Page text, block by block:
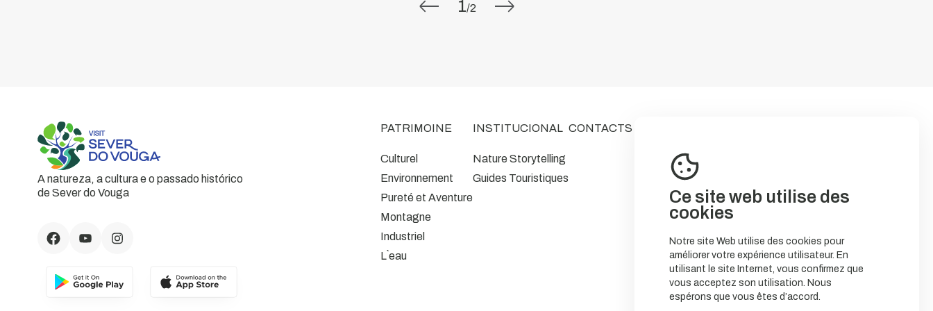
Ce site web utilise des
cookies
Notre site Web utilise des cookies pour
améliorer votre expérience utilisateur. En
utilisant le site Internet, vous confirmez que
vous acceptez son utilisation. Nous
espérons que vous êtes d’accord.
1/2
A natureza, a cultura e o passado histórico
de Sever do Vouga
PATRIMOINE
Culturel
Environnement
Pureté et Aventure
Montagne
Industriel
L`eau
INSTITUCIONAL
Nature Storytelling
Guides Touristiques
CONTACTS